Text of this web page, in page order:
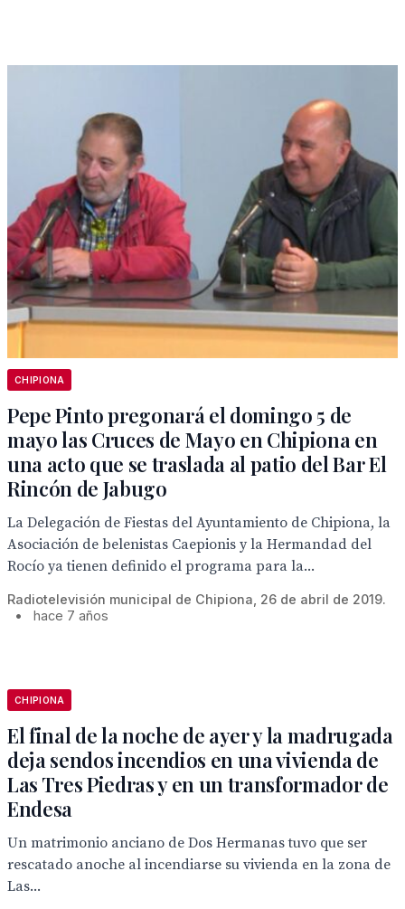
CHIPIONA
Pepe Pinto pregonará el domingo 5 de
mayo las Cruces de Mayo en Chipiona en
una acto que se traslada al patio del Bar El
Rincón de Jabugo
La Delegación de Fiestas del Ayuntamiento de Chipiona, la
Asociación de belenistas Caepionis y la Hermandad del
Rocío ya tienen definido el programa para la...
Radiotelevisión municipal de Chipiona, 26 de abril de 2019.
•
hace 7 años
CHIPIONA
El final de la noche de ayer y la madrugada
deja sendos incendios en una vivienda de
Las Tres Piedras y en un transformador de
Endesa
Un matrimonio anciano de Dos Hermanas tuvo que ser
rescatado anoche al incendiarse su vivienda en la zona de
Las...